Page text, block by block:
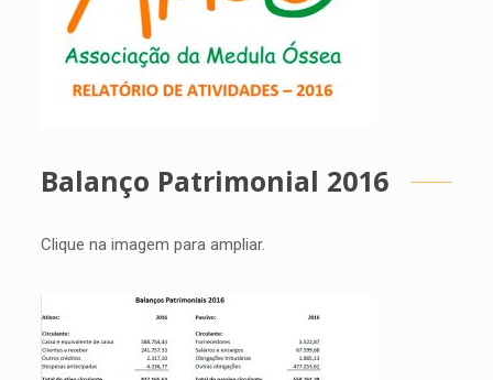
Balanço Patrimonial 2016
Clique na imagem para ampliar.